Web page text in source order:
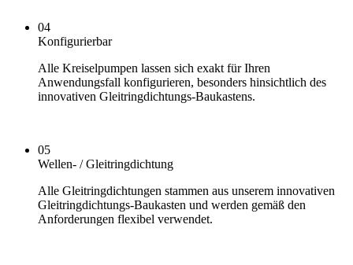
04
Konfigurierbar
Alle Kreiselpumpen lassen sich exakt für Ihren
Anwendungsfall konfigurieren, besonders hinsichtlich des
innovativen Gleitringdichtungs-Baukastens.
05
Wellen- / Gleitringdichtung
Alle Gleitringdichtungen stammen aus unserem innovativen
Gleitringdichtungs-Baukasten und werden gemäß den
Anforderungen flexibel verwendet.